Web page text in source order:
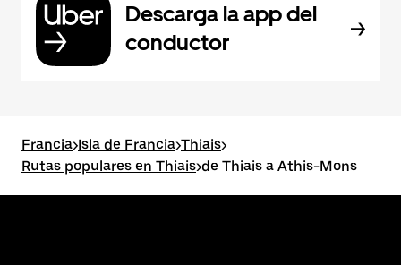
Descarga la app del
conductor
Francia>Isla de Francia>Thiais>
Rutas populares en Thiais>de Thiais a Athis-Mons